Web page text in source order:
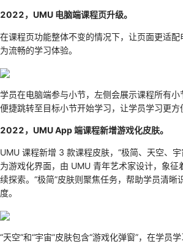
2022，UMU 电脑端课程页升级。
在课程页功能整体不变的情况下，让页面更适
为流畅的学习体验。
学员在电脑端参与小节，左侧会展示课程所有
便捷跳转至目标小节开始学习，让学员学习更方
2022，UMU App 端课程新增游戏化皮肤。
UMU 课程新增 3 款课程皮肤，“极简、天空、宇
为游戏化界面，由 UMU 青年艺术家设计，象征
续探索。“极简”皮肤则聚焦任务，帮助学员清晰
度。
“天空”和“宇宙”皮肤包含“游戏化弹窗”，在学员